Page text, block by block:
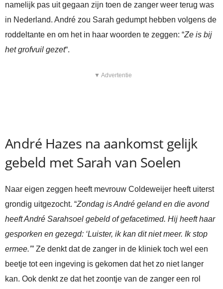
namelijk pas uit gegaan zijn toen de zanger weer terug was
in Nederland. André zou Sarah gedumpt hebben volgens de
roddeltante en om het in haar woorden te zeggen: “Ze is bij
het grofvuil gezet“.
▼ Advertentie
André Hazes na aankomst gelijk
gebeld met Sarah van Soelen
Naar eigen zeggen heeft mevrouw Coldeweijer heeft uiterst
grondig uitgezocht. “Zondag is André geland en die avond
heeft André Sarahsoel gebeld of gefacetimed. Hij heeft haar
gesporken en gezegd: ‘Luister, ik kan dit niet meer. Ik stop
ermee.’” Ze denkt dat de zanger in de kliniek toch wel een
beetje tot een ingeving is gekomen dat het zo niet langer
kan. Ook denkt ze dat het zoontje van de zanger een rol